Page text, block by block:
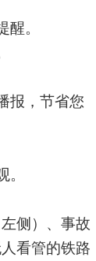
。
报，节省您
侧）、事故
看管的铁路